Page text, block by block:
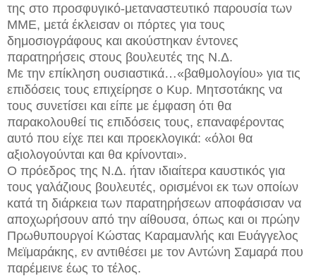
της στο προσφυγικό-μεταναστευτικό παρουσία των
ΜΜΕ, μετά έκλεισαν οι πόρτες για τους
δημοσιογράφους και ακούστηκαν έντονες
παρατηρήσεις στους βουλευτές της Ν.Δ.
Με την επίκληση ουσιαστικά…«βαθμολογίου» για τις
επιδόσεις τους επιχείρησε ο Κυρ. Μητσοτάκης να
τους συνετίσει και είπε με έμφαση ότι θα
παρακολουθεί τις επιδόσεις τους, επαναφέροντας
αυτό που είχε πει και προεκλογικά: «όλοι θα
αξιολογούνται και θα κρίνονται».
Ο πρόεδρος της Ν.Δ. ήταν ιδιαίτερα καυστικός για
τους γαλάζιους βουλευτές, ορισμένοι εκ των οποίων
κατά τη διάρκεια των παρατηρήσεων αποφάσισαν να
αποχωρήσουν από την αίθουσα, όπως και οι πρώην
Πρωθυπουργοί Κώστας Καραμανλής και Ευάγγελος
Μεϊμαράκης, εν αντιθέσει με τον Αντώνη Σαμαρά που
παρέμεινε έως το τέλος.